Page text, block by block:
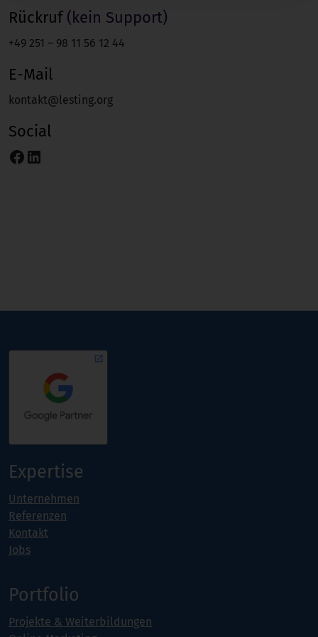
n
t
e
Rückruf(kein Support)
+49 251 – 98 11 56 12 44
E-Mail
kontakt@lesting.org
Social
Facebook LinkedIn
Expertise
Unternehmen
Referenzen
Kontakt
Jobs
Portfolio
Projekte & Weiterbildungen